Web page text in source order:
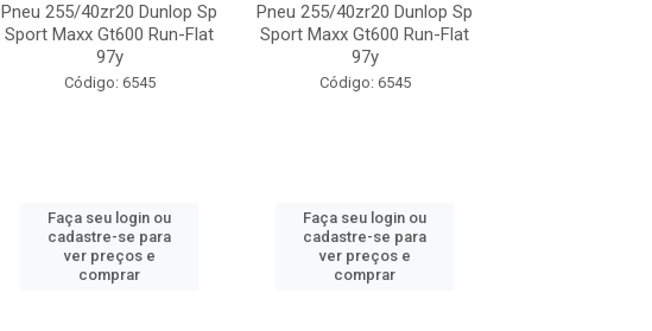
Pneu 255/40zr20 Dunlop Sp
Sport Maxx Gt600 Run-Flat
97y
Código: 6545
Faça seu login ou
cadastre-se para
ver preços e
comprar
Pneu 255/40zr20 Dunlop Sp
Sport Maxx Gt600 Run-Flat
97y
Código: 6545
Faça seu login ou
cadastre-se para
ver preços e
comprar